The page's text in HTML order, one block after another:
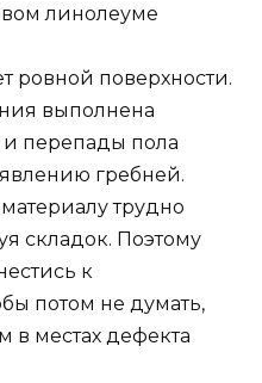
линолеуме
ровной поверхности.
выполнена
и перепады пола
гребней.
трудно
складок. Поэтому
к
потом не думать,
в местах дефекта